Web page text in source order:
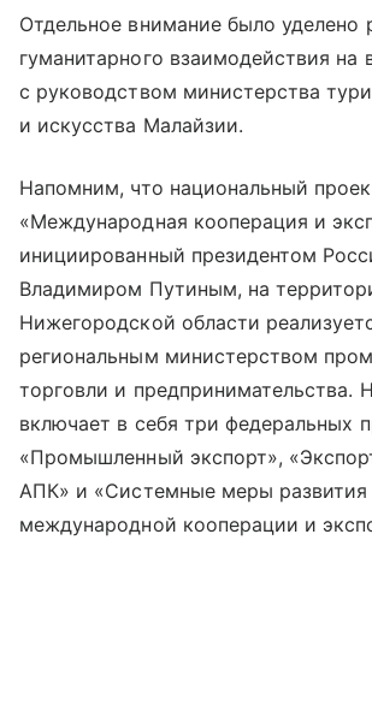
Отдельное внимание было уделено
гуманитарного взаимодействия на
с руководством министерства
и искусства Малайзии.
Напомним, что национальный
«Международная кооперация и
инициированный президентом
Владимиром Путиным, на
Нижегородской области
региональным министерством
торговли и предпринимательства.
включает в себя три федеральных
«Промышленный экспорт»,
АПК» и «Системные меры развития
международной кооперации и